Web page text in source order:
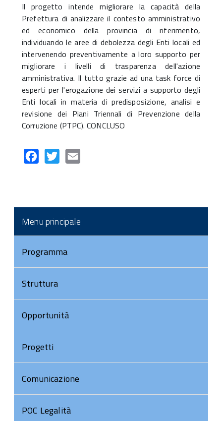
Il progetto intende migliorare la capacità della
Prefettura di analizzare il contesto amministrativo
ed economico della provincia di riferimento,
individuando le aree di debolezza degli Enti locali ed
intervenendo preventivamente a loro supporto per
migliorare i livelli di trasparenza dell'azione
amministrativa. Il tutto grazie ad una task force di
esperti per l'erogazione dei servizi a supporto degli
Enti locali in materia di predisposizione, analisi e
revisione dei Piani Triennali di Prevenzione della
Corruzione (PTPC). CONCLUSO
FacebookTwitter
Menu principale
Programma
Struttura
Opportunità
Progetti
Comunicazione
POC Legalità